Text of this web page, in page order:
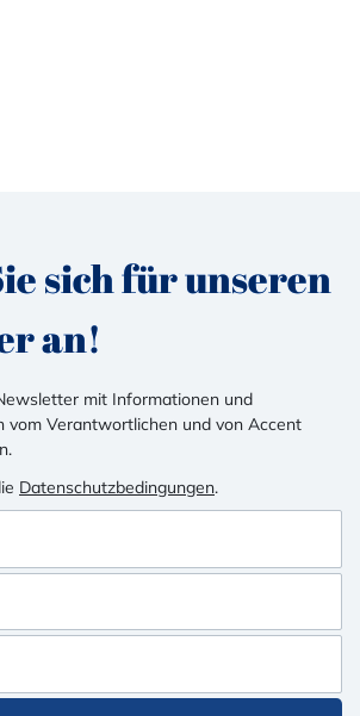
sich für unseren
an!
mit Informationen und
vom Verantwortlichen und von Accent
Datenschutzbedingungen.